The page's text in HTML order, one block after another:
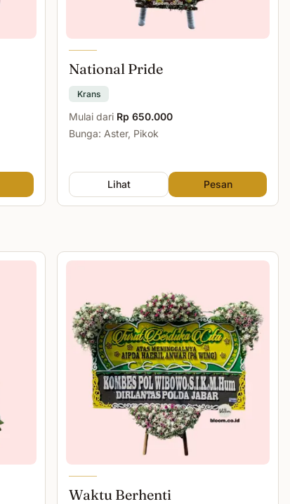
National Pride
Krans
Mulai dari Rp 650.000
Bunga: Aster, Pikok
Lihat Pesan
Waktu Berhenti